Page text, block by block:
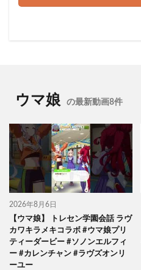
ウマ娘 の最新動画8件
2026年8月6日
【ウマ娘】 トレセン学園会話 ラヴ
カワキラメキコラボ #ウマ娘プリ
ティーダービー #ソノンエルフィ
ー #カレンチャン #ラヴズオンリ
ーユー